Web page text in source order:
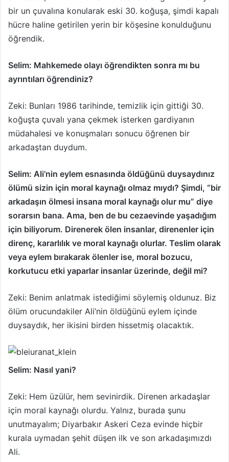
bir un çuvalına konularak eski 30. koğuşa, şimdi kapalı
hücre haline getirilen yerin bir köşesine konulduğunu
öğrendik.
Selim: Mahkemede olayı öğrendikten sonra mı bu
ayrıntıları öğrendiniz?
Zeki: Bunları 1986 tarihinde, temizlik için gittiği 30.
koğuşta çuvalı yana çekmek isterken gardiyanın
müdahalesi ve konuşmaları sonucu öğrenen bir
arkadaştan duydum.
Selim: Ali’nin eylem esnasında öldüğünü duysaydınız
ölümü sizin için moral kaynağı olmaz mıydı? Şimdi, “bir
arkadaşın ölmesi insana moral kaynağı olur mu” diye
sorarsın bana. Ama, ben de bu cezaevinde yaşadığım
için biliyorum. Direnerek ölen insanlar, direnenler için
direnç, kararlılık ve moral kaynağı olurlar. Teslim olarak
veya eylem bırakarak ölenler ise, moral bozucu,
korkutucu etki yaparlar insanlar üzerinde, değil mi?
Zeki: Benim anlatmak istediğimi söylemiş oldunuz. Biz
ölüm orucundakiler Ali’nin öldüğünü eylem içinde
duysaydık, her ikisini birden hissetmiş olacaktık.
Selim: Nasıl yani?
Zeki: Hem üzülür, hem sevinirdik. Direnen arkadaşlar
için moral kaynağı olurdu. Yalnız, burada şunu
unutmayalım; Diyarbakır Askeri Ceza evin­de hiçbir
kurala uymadan şehit düşen ilk ve son arkadaşımızdı
Ali.